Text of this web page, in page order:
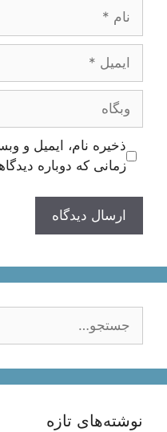
ایمیل
وبگاه
ذخیره نام، ایمیل و
زمانی که دوباره
نوشته‌های تازه